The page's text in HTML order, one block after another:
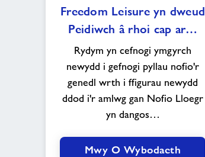
Leisure
yn
Peidiwch
â
rhoi
cap
ar
Freedom Leisure yn dweud
Peidiwch â rhoi cap ar…
Rydym yn cefnogi ymgyrch
newydd i gefnogi pyllau nofio'r
genedl wrth i ffigurau newydd
ddod i'r amlwg gan Nofio Lloegr
yn dangos…
Mwy O Wybodaeth